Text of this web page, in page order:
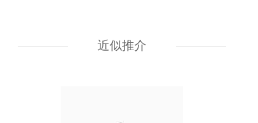
近似推介
18KW 4.50 GM (Head 6.5mm)
3,764.00